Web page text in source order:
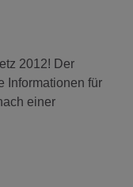
2012! Der
Informationen für
einer